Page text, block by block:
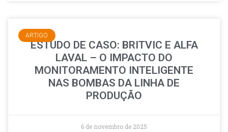
ARTIGO
ESTUDO DE CASO: BRITVIC E ALFA
LAVAL – O IMPACTO DO
MONITORAMENTO INTELIGENTE
NAS BOMBAS DA LINHA DE
PRODUÇÃO
6 de novembro de 2025